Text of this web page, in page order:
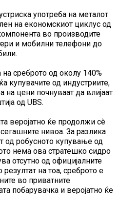
употреба на металот
на економскиот циклус од
во производите
и мобилни телефони до
среброто од околу 140%
купувачите од индустриите,
на цени почнуваат да влијаат
од UBS.
веројатно ќе продолжи сè
нивоа. За разлика
од робусното купување од
нема ова стратешко сидро
отсутно од официјалните
на тоа, среброто е
во приватните
побарувачка и веројатно ќе